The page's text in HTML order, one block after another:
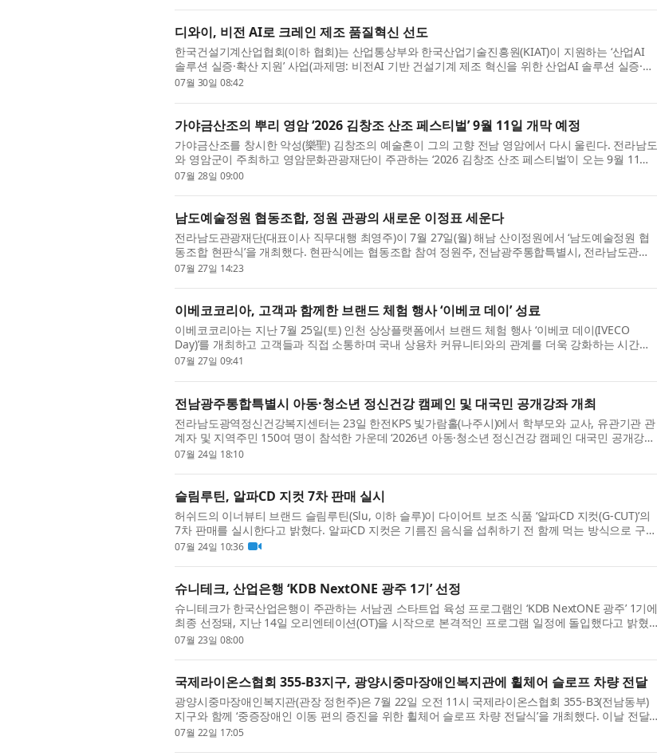
디와이, 비전 AI로 크레인 제조 품질혁신 선도
한국건설기계산업협회(이하 협회)는 산업통상부와 한국산업기술진흥원(KIAT)이 지원하는 ‘산업AI
솔루션 실증·확산 지원’ 사업(과제명: 비전AI 기반 건설기계 제조 혁신을 위한 산업AI 솔루션 실증·확
산 사업)의 주관기관으로 선정돼 본격적인 사업 수행에 착수했다...
07월 30일 08:42
가야금산조의 뿌리 영암 ‘2026 김창조 산조 페스티벌’ 9월 11일 개막 예정
가야금산조를 창시한 악성(樂聖) 김창조의 예술혼이 그의 고향 전남 영암에서 다시 울린다. 전라남도
와 영암군이 주최하고 영암문화관광재단이 주관하는 ‘2026 김창조 산조 페스티벌’이 오는 9월 11일
(금)부터 12일(토)까지 이틀간 영암군 일원 세 곳(빛찬광장·가야...
07월 28일 09:00
남도예술정원 협동조합, 정원 관광의 새로운 이정표 세운다
전라남도관광재단(대표이사 직무대행 최영주)이 7월 27일(월) 해남 산이정원에서 ‘남도예술정원 협
동조합 현판식’을 개최했다. 현판식에는 협동조합 참여 정원주, 전남광주통합특별시, 전라남도관광
재단 등 주요 관계자가 참석해 현판 부착을 축하하고 지역 관광의 ...
07월 27일 14:23
이베코코리아, 고객과 함께한 브랜드 체험 행사 ‘이베코 데이’ 성료
이베코코리아는 지난 7월 25일(토) 인천 상상플랫폼에서 브랜드 체험 행사 ‘이베코 데이(IVECO
Day)’를 개최하고 고객들과 직접 소통하며 국내 상용차 커뮤니티와의 관계를 더욱 강화하는 시간을
가졌다. 이번 행사는 국내 시장에 출시된 올 뉴 S-Way를 선보이는 동...
07월 27일 09:41
전남광주통합특별시 아동·청소년 정신건강 캠페인 및 대국민 공개강좌 개최
전라남도광역정신건강복지센터는 23일 한전KPS 빛가람홀(나주시)에서 학부모와 교사, 유관기관 관
계자 및 지역주민 150여 명이 참석한 가운데 ‘2026년 아동·청소년 정신건강 캠페인 대국민 공개강
좌’를 개최했다. 이번 공개강좌는 대한소아청소년정신의학회 협력하에...
07월 24일 18:10
슬림루틴, 알파CD 지컷 7차 판매 실시
허쉬드의 이너뷰티 브랜드 슬림루틴(Slu, 이하 슬루)이 다이어트 보조 식품 ‘알파CD 지컷(G-CUT)’의
7차 판매를 실시한다고 밝혔다. 알파CD 지컷은 기름진 음식을 섭취하기 전 함께 먹는 방식으로 구성
이 설계된 일반 식품이다. 1포당 주원료 함량은 3500mg이며, 1박...
07월 24일 10:36
슈니테크, 산업은행 ‘KDB NextONE 광주 1기’ 선정
슈니테크가 한국산업은행이 주관하는 서남권 스타트업 육성 프로그램인 ‘KDB NextONE 광주’ 1기에
최종 선정돼, 지난 14일 오리엔테이션(OT)을 시작으로 본격적인 프로그램 일정에 돌입했다고 밝혔
다. 올해 처음 운영되는 ‘KDB NextONE 광주’는 서남권의 유망 스타트...
07월 23일 08:00
국제라이온스협회 355-B3지구, 광양시중마장애인복지관에 휠체어 슬로프 차량 전달
광양시중마장애인복지관(관장 정헌주)은 7월 22일 오전 11시 국제라이온스협회 355-B3(전남동부)
지구와 함께 ‘중증장애인 이동 편의 증진을 위한 휠체어 슬로프 차량 전달식’을 개최했다. 이날 전달
식에는 국제라이온스협회 355-B3(전남동부)지구 김철옥 총재와 이남...
07월 22일 17:05